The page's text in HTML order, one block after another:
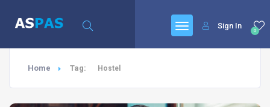
0
Sign In
Home Tag: Hostel